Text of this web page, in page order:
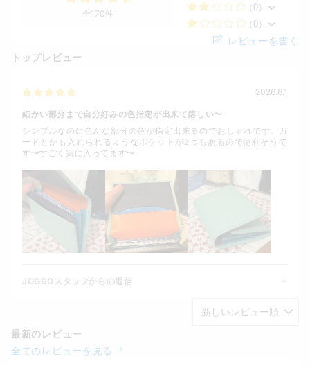
全170件
（0）
（0）
レビューを書く
トップレビュー
2026.6.1
細かい部分まで自分好みの色指定が出来て嬉しい〜
シンプルなのに色んな部分の色が指定出来るのでおしゃれです。カ
ードとかも入れられるようなポケットが2つもあるので便利そうで
す〜すごく気に入ってます〜
JOGGOスタッフからの返信
最新のレビュー
全てのレビューを見る